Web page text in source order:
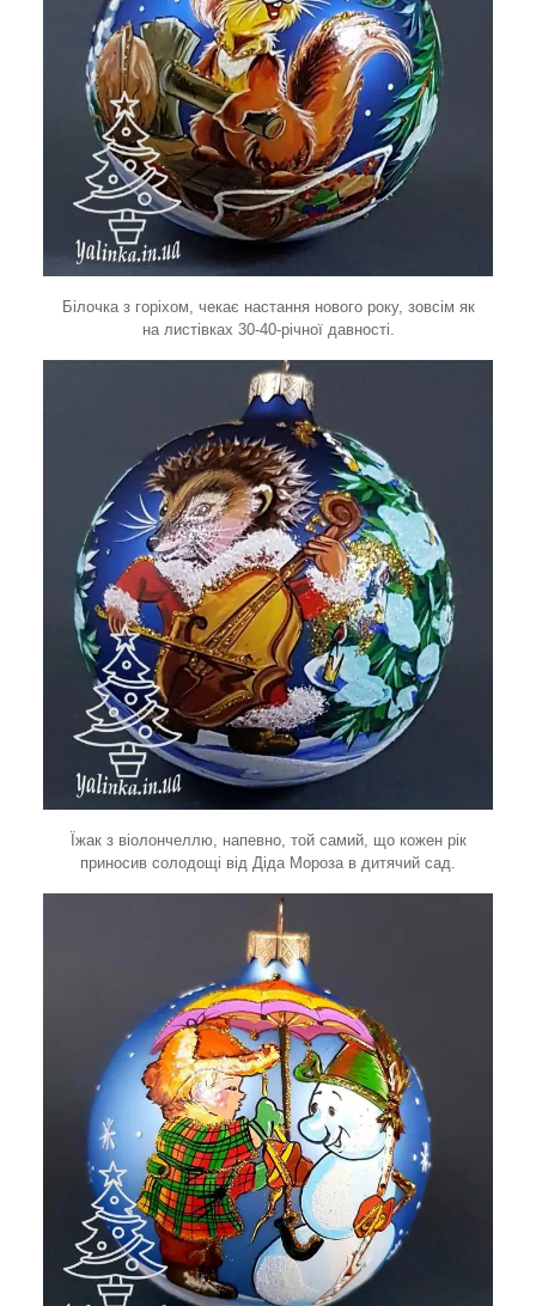
Білочка з горіхом, чекає настання нового року, зовсім як
на листівках 30-40-річної давності.
Їжак з віолончеллю, напевно, той самий, що кожен рік
приносив солодощі від Діда Мороза в дитячий сад.